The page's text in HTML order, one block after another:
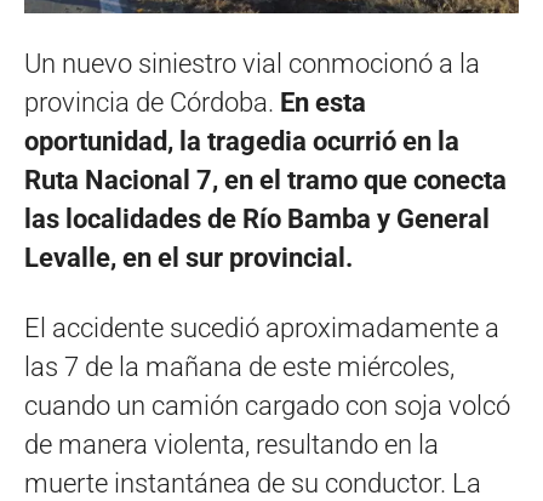
Un nuevo siniestro vial conmocionó a la
provincia de Córdoba. En esta
oportunidad, la tragedia ocurrió en la
Ruta Nacional 7, en el tramo que conecta
las localidades de Río Bamba y General
Levalle, en el sur provincial.
El accidente sucedió aproximadamente a
las 7 de la mañana de este miércoles,
cuando un camión cargado con soja volcó
de manera violenta, resultando en la
muerte instantánea de su conductor. La